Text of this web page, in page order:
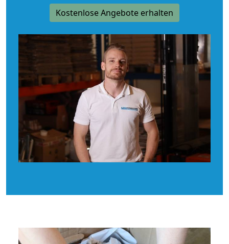
Kostenlose Angebote erhalten